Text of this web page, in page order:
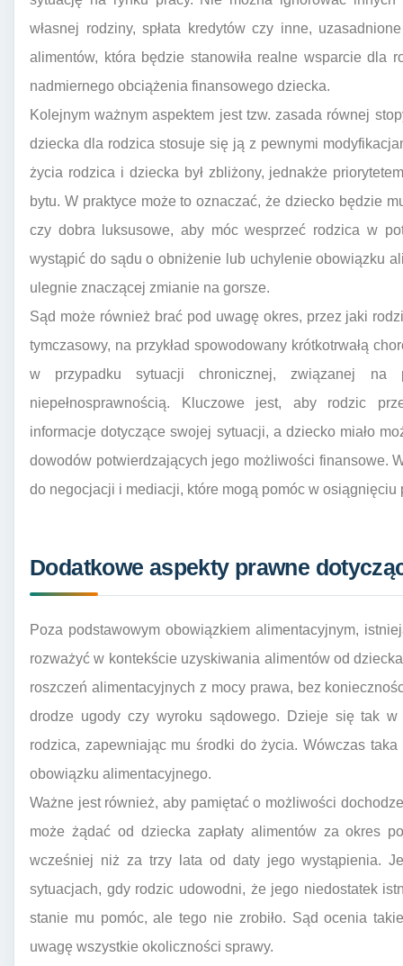
własnej rodziny, spłata kredytów czy inne,
alimentów, która będzie stanowiła realne wsparcie dla
nadmiernego obciążenia finansowego dziecka.
Kolejnym ważnym aspektem jest tzw. zasada równej
dziecka dla rodzica stosuje się ją z pewnymi
życia rodzica i dziecka był zbliżony, jednakże
bytu. W praktyce może to oznaczać, że dziecko będzie
czy dobra luksusowe, aby móc wesprzeć rodzica w
wystąpić do sądu o obniżenie lub uchylenie obowiązku
ulegnie znaczącej zmianie na gorsze.
Sąd może również brać pod uwagę okres, przez jaki
tymczasowy, na przykład spowodowany krótkotrwałą
w przypadku sytuacji chronicznej, związanej na
niepełnosprawnością. Kluczowe jest, aby rodzic
informacje dotyczące swojej sytuacji, a dziecko miało
dowodów potwierdzających jego możliwości finansowe.
do negocjacji i mediacji, które mogą pomóc w osiągnięciu
Dodatkowe aspekty prawne
Poza podstawowym obowiązkiem alimentacyjnym,
rozważyć w kontekście uzyskiwania alimentów od
roszczeń alimentacyjnych z mocy prawa, bez
drodze ugody czy wyroku sądowego. Dzieje się tak
rodzica, zapewniając mu środki do życia. Wówczas
obowiązku alimentacyjnego.
Ważne jest również, aby pamiętać o możliwości
może żądać od dziecka zapłaty alimentów za okres
wcześniej niż za trzy lata od daty jego wystąpienia.
sytuacjach, gdy rodzic udowodni, że jego niedostatek
stanie mu pomóc, ale tego nie zrobiło. Sąd ocenia
uwagę wszystkie okoliczności sprawy.